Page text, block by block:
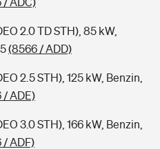
2.0 TD STH), 85 kW,
(8566 / ADD)
2.5 STH), 125 kW, Benzin,
/ ADE)
3.0 STH), 166 kW, Benzin,
/ ADF)